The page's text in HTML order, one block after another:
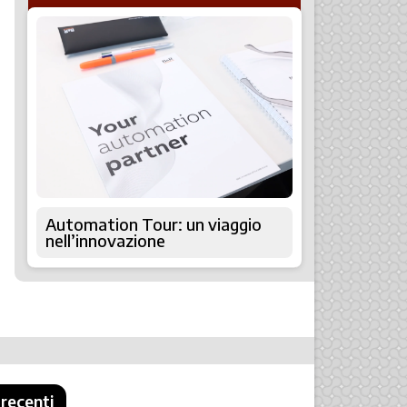
Automation Tour: un viaggio
nell’innovazione